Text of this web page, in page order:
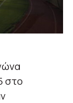
στο